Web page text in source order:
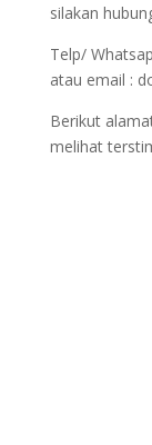
silakan
Telp/
atau email :
Berikut
melihat